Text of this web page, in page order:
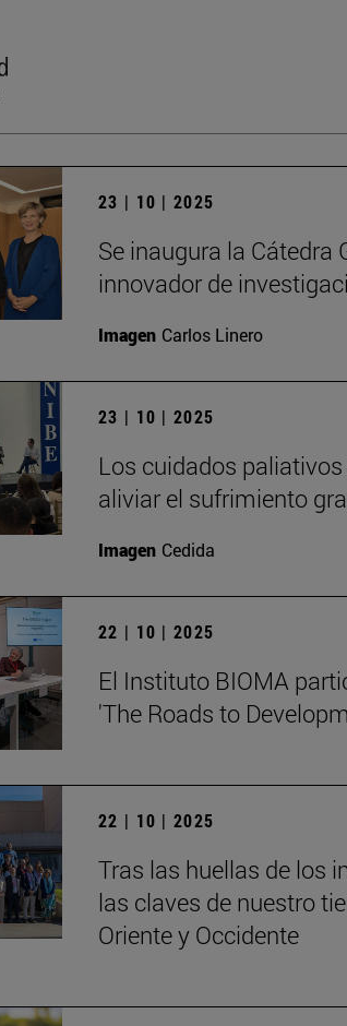
23 | 10 | 2025
Se inaugura la Cátedra
innovador de
Imagen Carlos Linero
23 | 10 | 2025
Los cuidados
aliviar el sufrimiento
Imagen Cedida
22 | 10 | 2025
El Instituto BIOMA
'The Roads to
22 | 10 | 2025
Tras las huellas de los
las claves de nuestro
Oriente y Occidente